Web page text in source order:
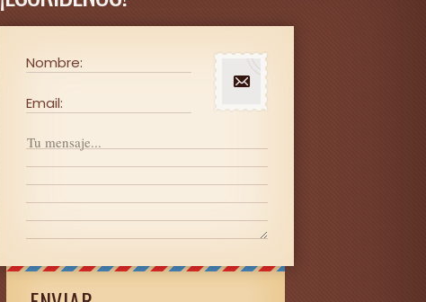
Nombre:
Email: